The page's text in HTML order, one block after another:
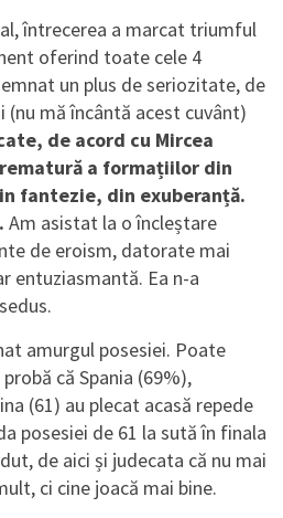
întrecerea a marcat triumful
oferind toate cele 4
un plus de seriozitate, de
(nu mă încântă acest cuvânt)
de acord cu Mircea
a formațiilor din
fantezie, din exuberanță.
Am asistat la o încleștare
de eroism, datorate mai
entuziasmantă. Ea n-a
amurgul posesiei. Poate
că Spania (69%),
(61) au plecat acasă repede
posesiei de 61 la sută în finala
de aici și judecata că nu mai
ci cine joacă mai bine.